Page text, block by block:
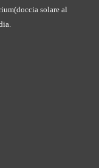
solare al